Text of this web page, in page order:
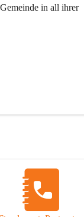
in all ihrer